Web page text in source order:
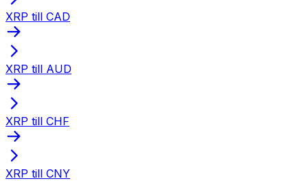
XRP till CAD
XRP till AUD
XRP till CHF
XRP till CNY